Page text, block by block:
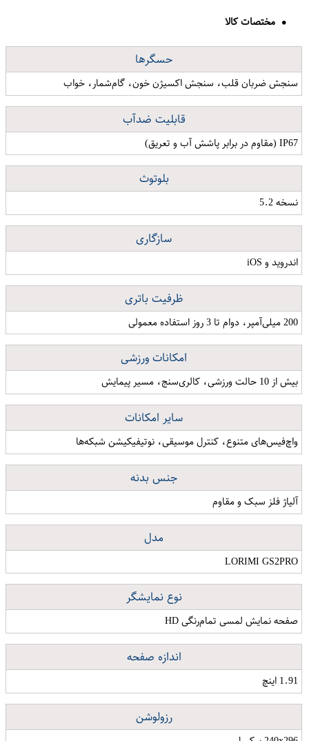
مختصات کالا
حسگرها
سنجش ضربان قلب، سنجش اکسیژن خون، گام‌شمار، خواب
قابلیت ضدآب
IP67 (مقاوم در برابر پاشش آب و تعریق)
بلوتوث
نسخه 5.2
سازگاری
اندروید و iOS
ظرفیت باتری
200 میلی‌آمپر، دوام تا 3 روز استفاده معمولی
امکانات ورزشی
بیش از 10 حالت ورزشی، کالری‌سنج، مسیر پیمایش
سایر امکانات
واچ‌فیس‌های متنوع، کنترل موسیقی، نوتیفیکیشن شبکه‌ها
جنس بدنه
آلیاژ فلز سبک و مقاوم
مدل
LORIMI GS2PRO
نوع نمایشگر
صفحه نمایش لمسی تمام‌رنگی HD
اندازه صفحه
1.91 اینچ
رزولوشن